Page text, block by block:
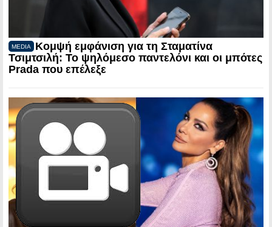
MEDIA
Κομψή εμφάνιση για τη Σταματίνα
Τσιμτσιλή: Το ψηλόμεσο παντελόνι και οι μπότες
Prada που επέλεξε